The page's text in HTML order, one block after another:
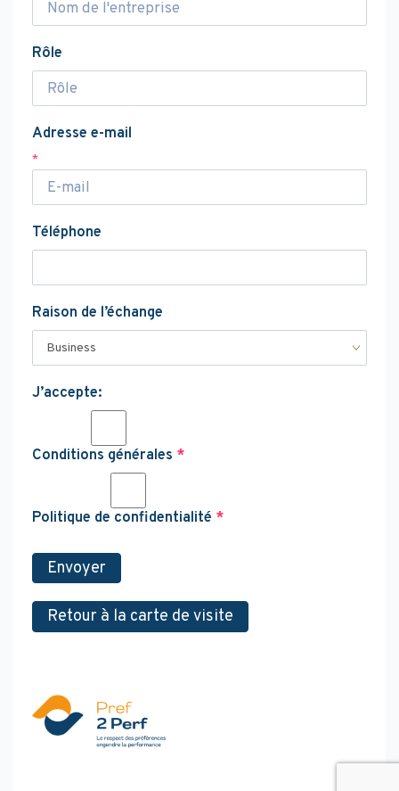
Rôle
Adresse e-mail
*
Téléphone
Raison de l’échange
J’accepte:
Conditions générales *
Politique de confidentialité *
Envoyer
Retour à la carte de visite